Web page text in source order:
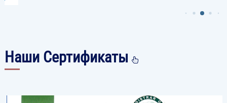
Наши Сертификаты